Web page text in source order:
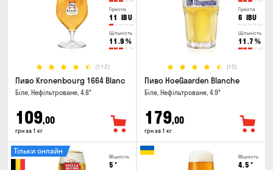
Гіркота
11 IBU
Щільність
11.9 %
(112)
Пиво Kronenbourg 1664 Blanc
Біле, Нефільтроване, 4.8°
109,00
грн за 1 кг
Гіркота
6 IBU
Щільність
11.7 %
(10)
Пиво HoeGaarden Blanche
Біле, Нефільтроване, 4.9°
179,00
грн за 1 кг
Міцність
5 °
Тільки онлайн
Міцність
4.5 °